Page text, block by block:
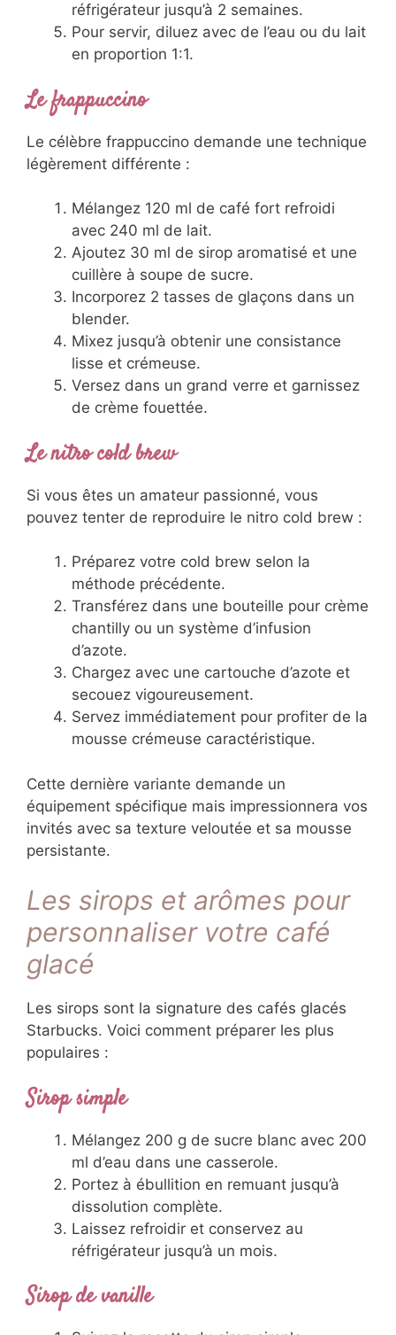
réfrigérateur jusqu’à 2 semaines.
Pour servir, diluez avec de l’eau ou du lait
en proportion 1:1.
Le frappuccino
Le célèbre frappuccino demande une technique
légèrement différente :
Mélangez 120 ml de café fort refroidi
avec 240 ml de lait.
Ajoutez 30 ml de sirop aromatisé et une
cuillère à soupe de sucre.
Incorporez 2 tasses de glaçons dans un
blender.
Mixez jusqu’à obtenir une consistance
lisse et crémeuse.
Versez dans un grand verre et garnissez
de crème fouettée.
Le nitro cold brew
Si vous êtes un amateur passionné, vous
pouvez tenter de reproduire le nitro cold brew :
Préparez votre cold brew selon la
méthode précédente.
Transférez dans une bouteille pour crème
chantilly ou un système d’infusion
d’azote.
Chargez avec une cartouche d’azote et
secouez vigoureusement.
Servez immédiatement pour profiter de la
mousse crémeuse caractéristique.
Cette dernière variante demande un
équipement spécifique mais impressionnera vos
invités avec sa texture veloutée et sa mousse
persistante.
Les sirops et arômes pour
personnaliser votre café
glacé
Les sirops sont la signature des cafés glacés
Starbucks. Voici comment préparer les plus
populaires :
Sirop simple
Mélangez 200 g de sucre blanc avec 200
ml d’eau dans une casserole.
Portez à ébullition en remuant jusqu’à
dissolution complète.
Laissez refroidir et conservez au
réfrigérateur jusqu’à un mois.
Sirop de vanille